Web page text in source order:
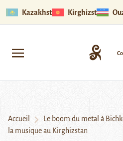
Kazakhstan Kirghizstan
Accueil
Le boom du metal à
la musique au Kirghizstan